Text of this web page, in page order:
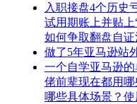
入职接盘4个历史
试用期账上并贴
如何争取翻盘自证
做了5年亚马逊站
一个自学亚马逊
佬前辈现在都用
哪些具体场景？